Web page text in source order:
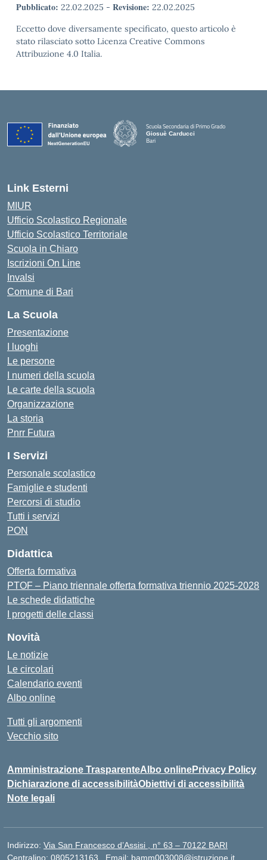
Pubblicato: 22.02.2025 - Revisione: 22.02.2025
Eccetto dove diversamente specificato, questo articolo è
stato rilasciato sotto Licenza Creative Commons
Attribuzione 4.0 Italia.
Scuola Secondaria di Primo Grado
Giosuè Carducci
Bari
Link Esterni
MIUR
Ufficio Scolastico Regionale
Ufficio Scolastico Territoriale
Scuola in Chiaro
Iscrizioni On Line
Invalsi
Comune di Bari
La Scuola
Presentazione
I luoghi
Le persone
I numeri della scuola
Le carte della scuola
Organizzazione
La storia
Pnrr Futura
I Servizi
Personale scolastico
Famiglie e studenti
Percorsi di studio
Tutti i servizi
PON
Didattica
Offerta formativa
PTOF – Piano triennale offerta formativa triennio 2025-2028
Le schede didattiche
I progetti delle classi
Novità
Le notizie
Le circolari
Calendario eventi
Albo online
Tutti gli argomenti
Vecchio sito
Amministrazione TrasparenteAlbo onlinePrivacy Policy
Dichiarazione di accessibilitàObiettivi di accessibilità
Note legali
Indirizzo: Via San Francesco d’Assisi , n° 63 – 70122 BARI
Centralino: 0805213163 Email: bamm003008@istruzione.it